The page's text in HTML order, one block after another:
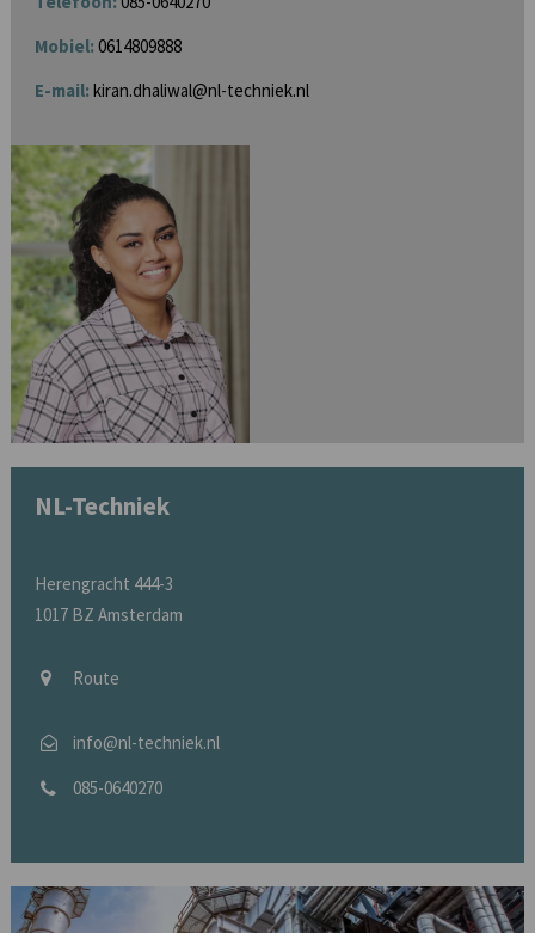
Mobiel: 0614809888
E-mail: kiran.dhaliwal@nl-techniek.nl
NL-Techniek
Herengracht 444-3
1017 BZ Amsterdam
Route
info@nl-techniek.nl
085-0640270